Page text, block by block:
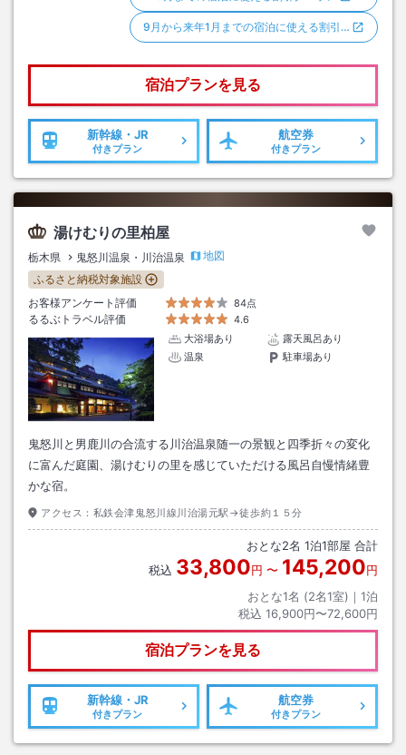
9月から来年1月までの宿泊に使える割引…
宿泊プランを見る
新幹線・JR
付きプラン
航空券
付きプラン
湯けむりの里柏屋
栃木県 鬼怒川温泉・川治温泉
地図
ふるさと納税対象施設
お客様アンケート評価
84点
るるぶトラベル評価
4.6
大浴場あり
露天風呂あり
温泉
駐車場あり
鬼怒川と男鹿川の合流する川治温泉随一の景観と四季折々の変化
に富んだ庭園、湯けむりの里を感じていただける風呂自慢情緒豊
かな宿。
アクセス： 私鉄会津鬼怒川線川治湯元駅→徒歩約１５分
おとな2名 1泊1部屋 合計
税込 33,800円 〜 145,200円
おとな1名 (2名1室)｜ 1泊
税込 16,900円〜72,600円
宿泊プランを見る
新幹線・JR
付きプラン
航空券
付きプラン